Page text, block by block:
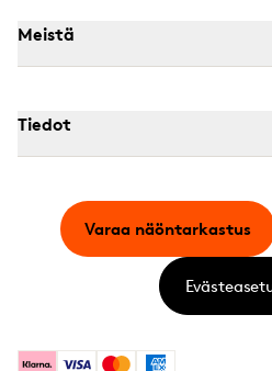
Meistä
Tiedot
KlarnaVisa MastercardAmerican Express
Varaa näöntarkastus